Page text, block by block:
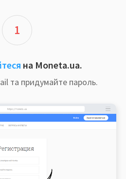
1
на Moneta.ua.
та придумайте пароль.